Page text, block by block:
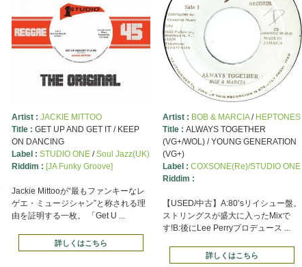
Artist : JACKIE MITTOO
Title : GET UP AND GET IT / KEEP
ON DANCING
Label : STUDIO ONE/Soul Jazz(UK)
Riddim : [JA Funky Groove]
Jackie Mittooが“最もファンキーなレ
ゲエ・ミュージシャン”と称される理
由を証明する一枚。 「Get U ...
詳しくはこちら
Artist : BOB & MARCIA/ HEPTONES
Title : ALWAYS TOGETHER
(VG+/WOL) / YOUNG GENERATION
(VG+)
Label : COXSONE(Re)/STUDIO ONE
Riddim :
【USED/中古】A:80’sリイシュー盤。
ストリングスが盛大に入ったMixで
す!B:後にLee Perryプロデュース ...
詳しくはこちら